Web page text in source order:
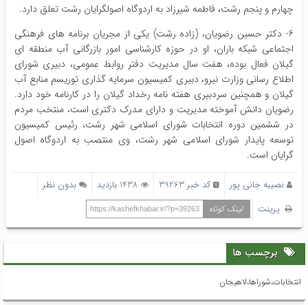
چهارم و پنجم رشت، فاطمه شیرزاد به اردوگاه اصولگرایان رشت تعلق دارد.
۶- دکتر حسین رضویان، (زاده رشت) یکی از مجریان برنامه های فرهنگی
اجتماعی شبکه باران، او در حوزه کارشناسی امور بازرگانی آب منطقه ای
گیلان فعال بوده، هفت سال مدیریت دفتر روابط عمومی، دبیری شورای
اطلاع رسانی وزارت نیرو، دبیری کمیسیون سرمایه گذاری توریسم منابع آب
گیلان و همچنین سردبیری هفته نامه رخداد گیلان را در کارنامه خود دارد.
رضویان دانش آموخته مدیریت و دارای مدرک دکتری است، منتخب مردم
در ششمین دوره انتخابات شورای اسلامی شهر رشت، رئیس کمیسیون
توسعه پایدار شورای اسلامی شهر رشت، وی منتصب به اردوگاه اصول
گرایان است.
نصیبه جانی پور کد خبر 39263 1438 بازدید
بدون نظر
پرینت
لینک کوتاه https://kashefkhabar.ir/?p=39263
برچسب ها
انتخابات،شوراها،لاهیجان